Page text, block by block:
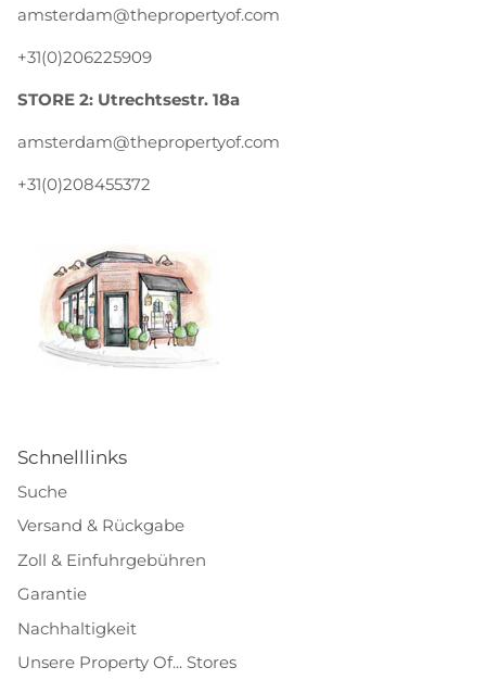
amsterdam@thepropertyof.com
+31(0)206225909
STORE 2: Utrechtsestr. 18a
amsterdam@thepropertyof.com
+31(0)208455372
Schnelllinks
Suche
Versand & Rückgabe
Zoll & Einfuhrgebühren
Garantie
Nachhaltigkeit
Unsere Property Of... Stores